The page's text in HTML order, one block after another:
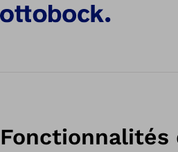
Fonctionnalités